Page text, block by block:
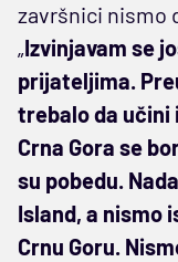
završnici nismo
„Izvinjavam se
prijateljima.
trebalo da učini
Crna Gora se
su pobedu.
Island, a nismo
Crnu Goru.